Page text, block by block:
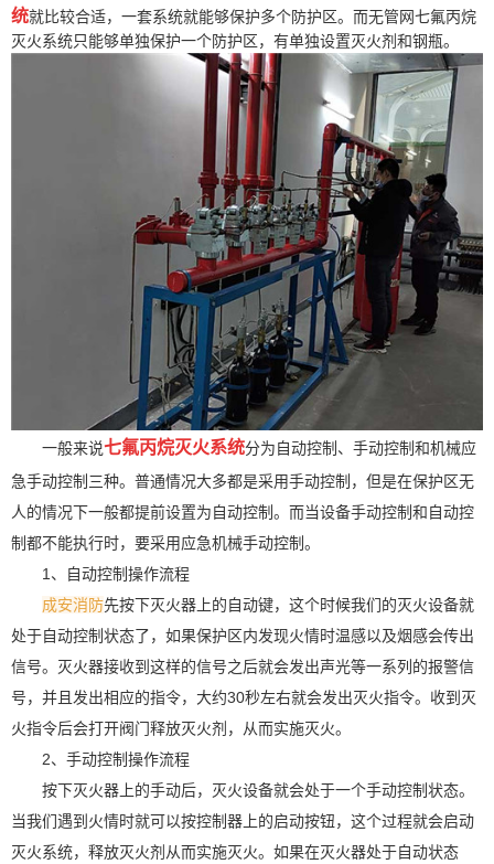
统就比较合适，一套系统就能够保护多个防护区。而无管网七氟丙烷
灭火系统只能够单独保护一个防护区，有单独设置灭火剂和钢瓶。
一般来说七氟丙烷灭火系统分为自动控制、手动控制和机械应
急手动控制三种。普通情况大多都是采用手动控制，但是在保护区无
人的情况下一般都提前设置为自动控制。而当设备手动控制和自动控
制都不能执行时，要采用应急机械手动控制。
1、自动控制操作流程
成安消防先按下灭火器上的自动键，这个时候我们的灭火设备就
处于自动控制状态了，如果保护区内发现火情时温感以及烟感会传出
信号。灭火器接收到这样的信号之后就会发出声光等一系列的报警信
号，并且发出相应的指令，大约30秒左右就会发出灭火指令。收到灭
火指令后会打开阀门释放灭火剂，从而实施灭火。
2、手动控制操作流程
按下灭火器上的手动后，灭火设备就会处于一个手动控制状态。
当我们遇到火情时就可以按控制器上的启动按钮，这个过程就会启动
灭火系统，释放灭火剂从而实施灭火。如果在灭火器处于自动状态